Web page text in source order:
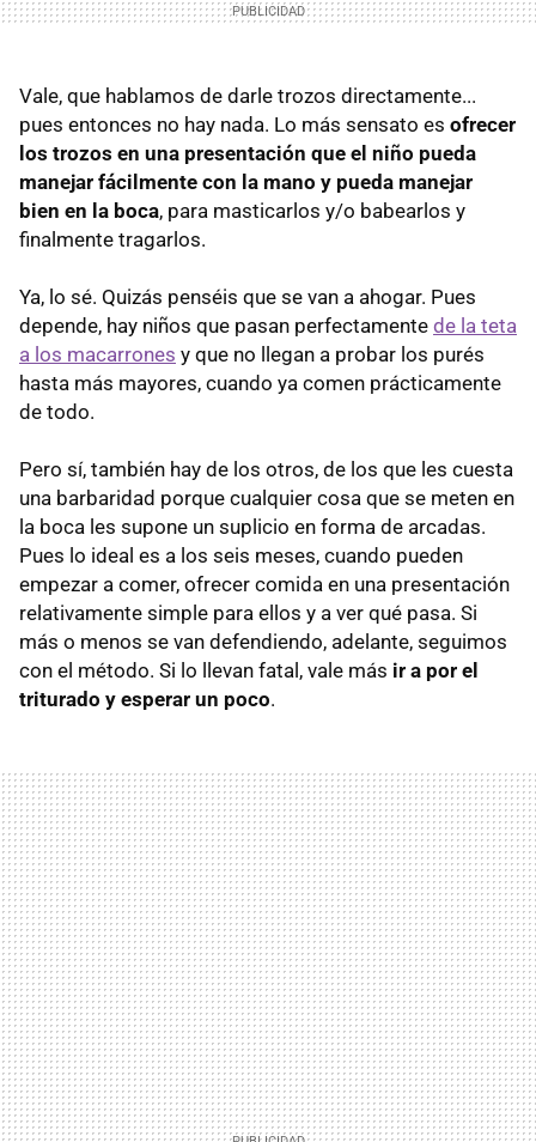
Vale, que hablamos de darle trozos directamente...
pues entonces no hay nada. Lo más sensato es ofrecer
los trozos en una presentación que el niño pueda
manejar fácilmente con la mano y pueda manejar
bien en la boca, para masticarlos y/o babearlos y
finalmente tragarlos.
Ya, lo sé. Quizás penséis que se van a ahogar. Pues
depende, hay niños que pasan perfectamente de la teta
a los macarrones y que no llegan a probar los purés
hasta más mayores, cuando ya comen prácticamente
de todo.
Pero sí, también hay de los otros, de los que les cuesta
una barbaridad porque cualquier cosa que se meten en
la boca les supone un suplicio en forma de arcadas.
Pues lo ideal es a los seis meses, cuando pueden
empezar a comer, ofrecer comida en una presentación
relativamente simple para ellos y a ver qué pasa. Si
más o menos se van defendiendo, adelante, seguimos
con el método. Si lo llevan fatal, vale más ir a por el
triturado y esperar un poco.